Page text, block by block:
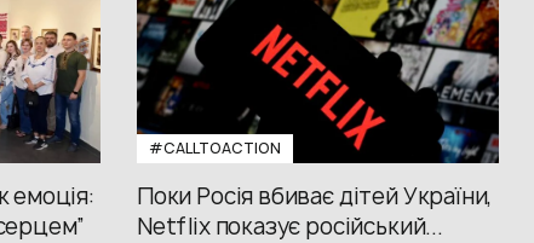
емоція:
#CALLTOACTION
Поки Росія вбиває дітей України,
Netflix показує російський...